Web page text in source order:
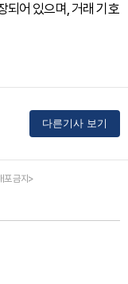
어 있으며, 거래 기호
다른기사 보기
포 금지>